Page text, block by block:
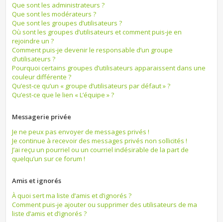
Que sont les administrateurs ?
Que sont les modérateurs ?
Que sont les groupes d’utilisateurs ?
Où sont les groupes d’utilisateurs et comment puis-je en
rejoindre un ?
Comment puis-je devenir le responsable d’un groupe
d’utilisateurs ?
Pourquoi certains groupes d’utilisateurs apparaissent dans une
couleur différente ?
Qu’est-ce qu’un « groupe d’utilisateurs par défaut » ?
Qu’est-ce que le lien « L’équipe » ?
Messagerie privée
Je ne peux pas envoyer de messages privés !
Je continue à recevoir des messages privés non sollicités !
J’ai reçu un pourriel ou un courriel indésirable de la part de
quelqu’un sur ce forum !
Amis et ignorés
À quoi sert ma liste d’amis et d’ignorés ?
Comment puis-je ajouter ou supprimer des utilisateurs de ma
liste d’amis et d’ignorés ?